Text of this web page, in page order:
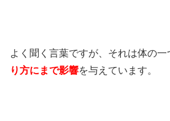
よく聞く言葉ですが、それは体の
り方にまで影響を与えています。